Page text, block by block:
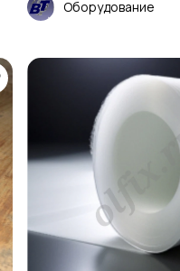
Оборудование